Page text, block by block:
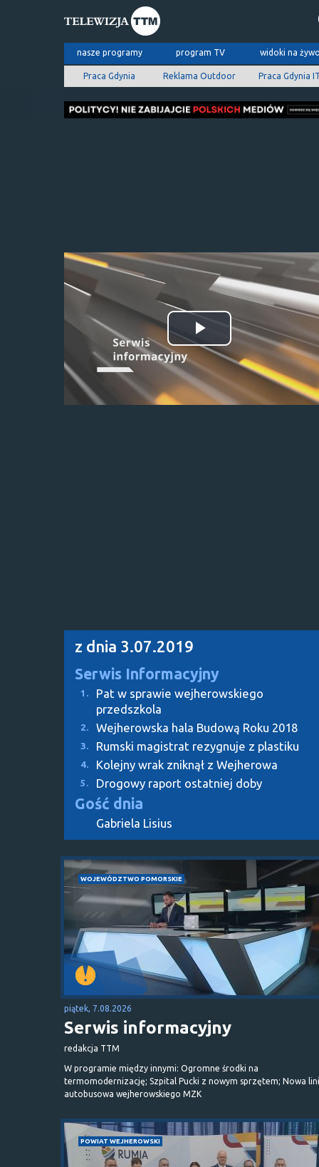
nasze programy program TV widoki na
Praca Gdynia Reklama Outdoor Praca Gdynia
Odtwórz
wideo
z dnia 3.07.2019
Serwis Informacyjny
1.
Pat w sprawie wejherowskiego
przedszkola
2. Wejherowska hala Budową Roku 2018
3. Rumski magistrat rezygnuje z plastiku
4. Kolejny wrak zniknął z Wejherowa
5. Drogowy raport ostatniej doby
Gość dnia
Gabriela Lisius
WOJEWÓDZTWO POMORSKIE
piątek, 7.08.2026
Serwis informacyjny
redakcja TTM
W programie między innymi: Ogromne środki na
termomodernizację; Szpital Pucki z nowym sprzętem; Nowa
autobusowa wejherowskiego MZK
POWIAT WEJHEROWSKI